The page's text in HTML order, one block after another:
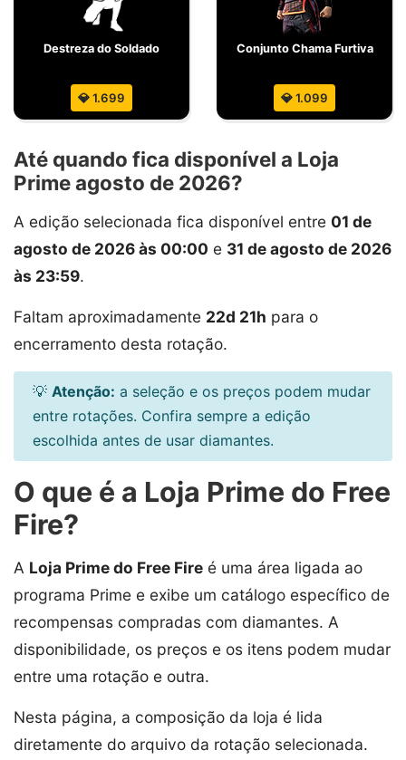
Destreza do Soldado
💎 1.699
Conjunto Chama Furtiva
💎 1.099
Até quando fica disponível a Loja
Prime agosto de 2026?
A edição selecionada fica disponível entre 01 de
agosto de 2026 às 00:00 e 31 de agosto de 2026
às 23:59.
Faltam aproximadamente 22d 21h para o
encerramento desta rotação.
💡 Atenção: a seleção e os preços podem mudar
entre rotações. Confira sempre a edição
escolhida antes de usar diamantes.
O que é a Loja Prime do Free
Fire?
A Loja Prime do Free Fire é uma área ligada ao
programa Prime e exibe um catálogo específico de
recompensas compradas com diamantes. A
disponibilidade, os preços e os itens podem mudar
entre uma rotação e outra.
Nesta página, a composição da loja é lida
diretamente do arquivo da rotação selecionada.